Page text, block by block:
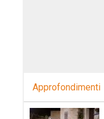
Approfondimenti